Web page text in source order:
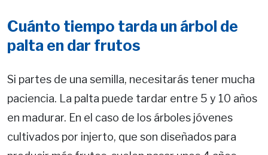
Cuánto tiempo tarda un árbol de
palta en dar frutos
Si partes de una semilla, necesitarás tener mucha
paciencia. La palta puede tardar entre 5 y 10 años
en madurar. En el caso de los árboles jóvenes
cultivados por injerto, que son diseñados para